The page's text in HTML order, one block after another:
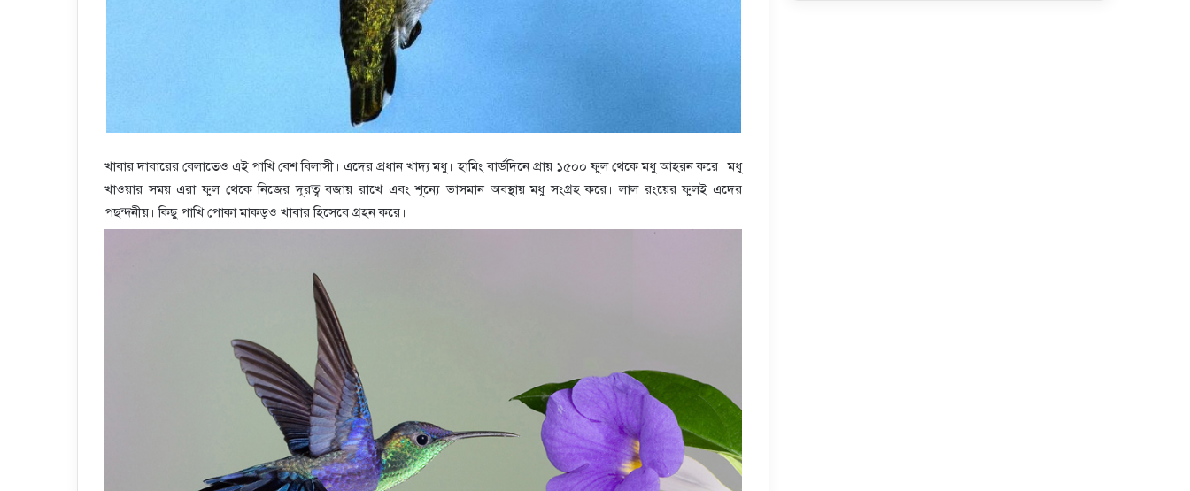
খাবার দাবারের বেলাতেও এই পাখি বেশ বিলাসী। এদের প্রধান খাদ্য মধু। হামিং বার্ডদিনে প্রায় ১৫০০ ফুল থেকে মধু আহরন করে। মধু
খাওয়ার সময় এরা ফুল থেকে নিজের দূরত্ব বজায় রাখে এবং শূন্যে ভাসমান অবস্থায় মধু সংগ্রহ করে। লাল রংয়ের ফুলই এদের
পছন্দনীয়। কিছু পাখি পোকা মাকড়ও খাবার হিসেবে গ্রহন করে।